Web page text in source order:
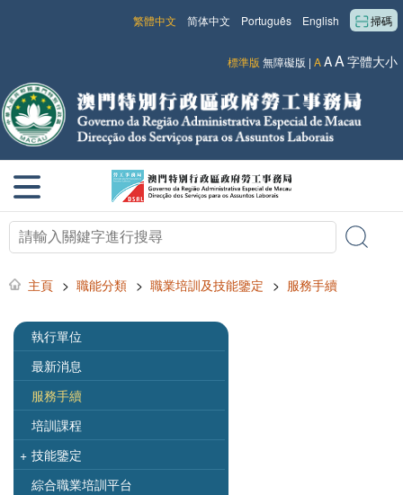
掃碼
English
Português
简体中文
繁體中文
標準版 無障礙版 | AAA字體大小
主頁 > 職能分類 > 職業培訓及技能鑒定 > 服務手續
執行單位
最新消息
服務手續
培訓課程
+ 技能鑒定
綜合職業培訓平台